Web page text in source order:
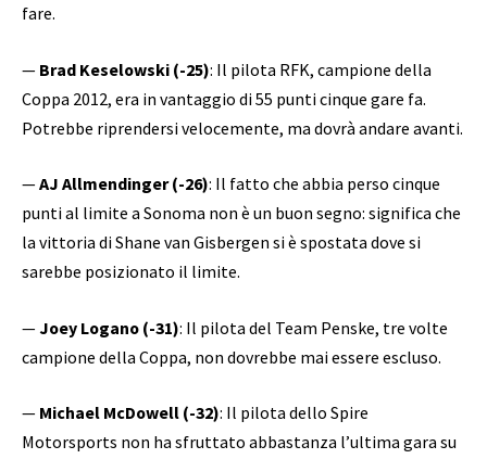
fare.
— Brad Keselowski (-25): Il pilota RFK, campione della
Coppa 2012, era in vantaggio di 55 punti cinque gare fa.
Potrebbe riprendersi velocemente, ma dovrà andare avanti.
— AJ Allmendinger (-26): Il fatto che abbia perso cinque
punti al limite a Sonoma non è un buon segno: significa che
la vittoria di Shane van Gisbergen si è spostata dove si
sarebbe posizionato il limite.
— Joey Logano (-31): Il pilota del Team Penske, tre volte
campione della Coppa, non dovrebbe mai essere escluso.
— Michael McDowell (-32): Il pilota dello Spire
Motorsports non ha sfruttato abbastanza l’ultima gara su